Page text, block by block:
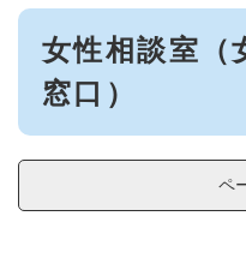
本
女性相談室（
窓口）
ペ